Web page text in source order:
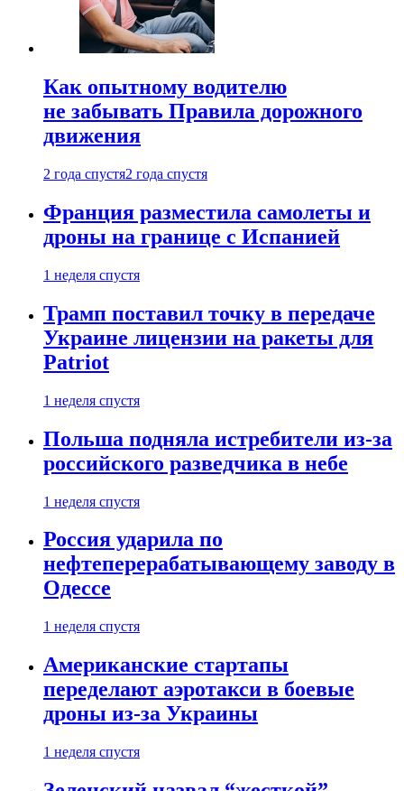
Как опытному водителю
не забывать Правила дорожного
движения
2 года спустя2 года спустя
Франция разместила самолеты и
дроны на границе с Испанией
1 неделя спустя
Трамп поставил точку в передаче
Украине лицензии на ракеты для
Patriot
1 неделя спустя
Польша подняла истребители из-за
российского разведчика в небе
1 неделя спустя
Россия ударила по
нефтеперерабатывающему заводу в
Одессе
1 неделя спустя
Американские стартапы
переделают аэротакси в боевые
дроны из-за Украины
1 неделя спустя